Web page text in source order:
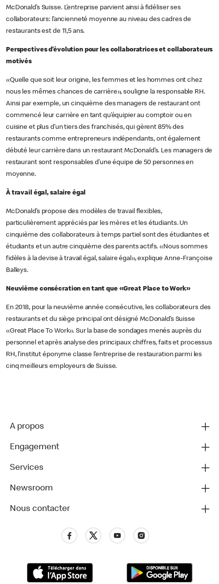
McDonald’s Suisse. L’entreprise parvient ainsi à fidéliser ses
collaborateurs: l’ancienneté moyenne au niveau des cadres de
restaurants est de 11,5 ans.
Perspectives d’évolution pour les collaboratrices et collaborateurs
motivés
«Quelle que soit leur origine, les femmes et les hommes ont chez
nous les mêmes chances de carrière», souligne la responsable RH.
Ainsi par exemple, un cinquième des managers de restaurant ont
commencé leur carrière en tant qu’équipier au comptoir ou en
cuisine et plus d’un tiers des franchisés, qui gèrent 85% des
restaurants comme entrepreneurs indépendants, ont également
débuté leur carrière dans un restaurant McDonald’s. Les managers de
restaurant sont responsables d’une équipe de 50 personnes en
moyenne.
À travail égal, salaire égal
McDonald’s propose des modèles de travail flexibles,
particulièrement appréciés par les mères et les étudiants. Un
cinquième des collaborateurs à temps partiel sont des étudiantes et
étudiants et un autre cinquième des parents actifs. «Nous sommes
fidèles à la devise à travail égal, salaire égal», explique Anne-Françoise
Balleys.
Neuvième consécration en tant que «Great Place to Work»
En 2018, pour la neuvième année consécutive, les collaborateurs des
restaurants et du siège principal ont désigné McDonald’s Suisse
«Great Place To Work». Sur la base de sondages menés auprès du
personnel et après analyse des principaux chiffres, faits et processus
RH, l’institut éponyme classe l’entreprise de restauration parmi les
cinq meilleurs employeurs de Suisse.
A propos
Engagement
Services
Newsroom
Nous contacter